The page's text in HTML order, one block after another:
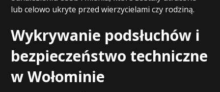
lub celowo ukryte przed wierzycielami czy rodziną.
Wykrywanie podsłuchów i
bezpieczeństwo techniczne
w Wołominie